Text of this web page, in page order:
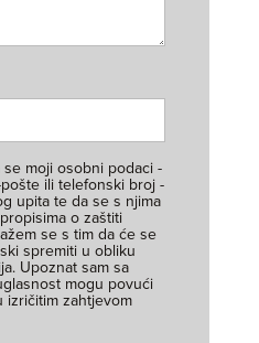
se moji osobni podaci -
ili telefonski broj -
upita te da se s njima
o zaštiti
se s tim da će se
spremiti u obliku
Upoznat sam sa
mogu povući
izričitim zahtjevom